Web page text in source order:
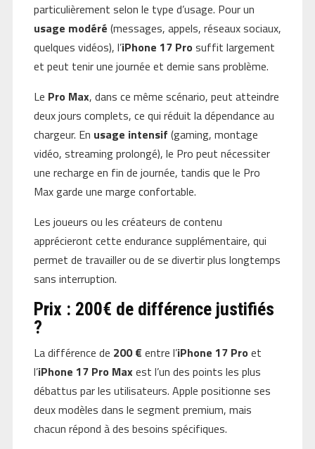
particulièrement selon le type d’usage. Pour un
usage modéré (messages, appels, réseaux sociaux,
quelques vidéos), l’iPhone 17 Pro suffit largement
et peut tenir une journée et demie sans problème.
Le Pro Max, dans ce même scénario, peut atteindre
deux jours complets, ce qui réduit la dépendance au
chargeur. En usage intensif (gaming, montage
vidéo, streaming prolongé), le Pro peut nécessiter
une recharge en fin de journée, tandis que le Pro
Max garde une marge confortable.
Les joueurs ou les créateurs de contenu
apprécieront cette endurance supplémentaire, qui
permet de travailler ou de se divertir plus longtemps
sans interruption.
Prix : 200€ de différence justifiés
?
La différence de 200 € entre l’iPhone 17 Pro et
l’iPhone 17 Pro Maxest l’un des points les plus
débattus par les utilisateurs. Apple positionne ses
deux modèles dans le segment premium, mais
chacun répond à des besoins spécifiques.